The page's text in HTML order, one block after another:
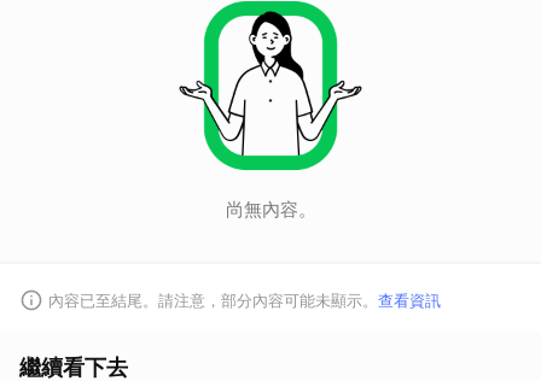
尚無內容。
內容已至結尾。請注意，部分內容可能未顯示。 查看資訊
繼續看下去